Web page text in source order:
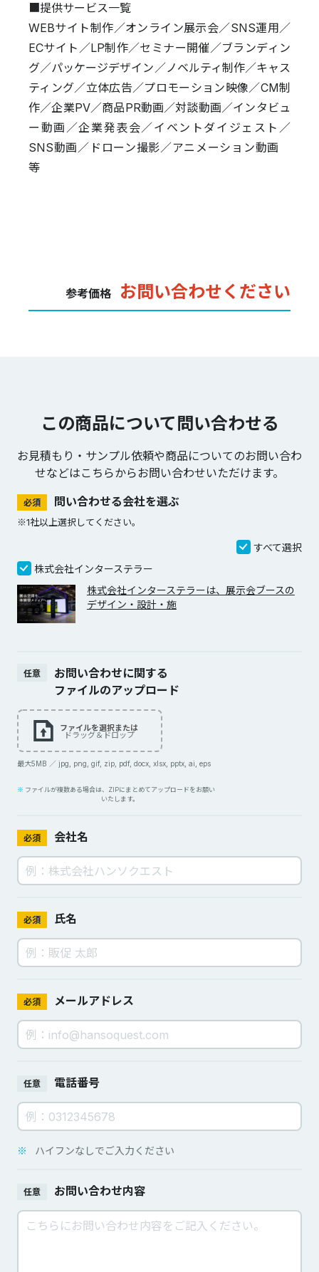
■提供サービス一覧
WEBサイト制作／オンライン展示会／SNS運用／
ECサイト／LP制作／セミナー開催／ブランディン
グ／パッケージデザイン／ノベルティ制作／キャス
ティング／立体広告／プロモーション映像／CM制
作／企業PV／商品PR動画／対談動画／インタビュ
ー動画／企業発表会／イベントダイジェスト／
SNS動画／ドローン撮影／アニメーション動画
等
参考価格 お問い合わせください
この商品について問い合わせる
お見積もり・サンプル依頼や商品についてのお問い合わ
せなどは こちらからお問い合わせいただけます。
必須 問い合わせる会社を選ぶ
※1社以上選択してください。
すべて選択
株式会社インターステラー
株式会社インターステラーは、展示会ブースの
デザイン・設計・施
任意
お問い合わせに関する
ファイルのアップロード
ファイルを選択または
ドラッグ＆ドロップ
最大5MB ／ jpg, png, gif, zip, pdf, docx, xlsx, pptx, ai, eps
ファイルが複数ある場合は、ZIPにまとめてアップロードをお願い
いたします。
必須 会社名
必須 氏名
必須 メールアドレス
任意 電話番号
※ ハイフンなしでご入力ください
任意 お問い合わせ内容